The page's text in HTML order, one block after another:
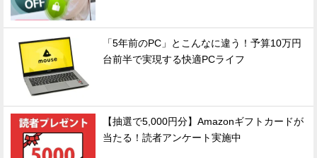
「5年前のPC」とこんなに違う！予算10万円
台前半で実現する快適PCライフ
【抽選で5,000円分】Amazonギフトカードが
当たる！読者アンケート実施中